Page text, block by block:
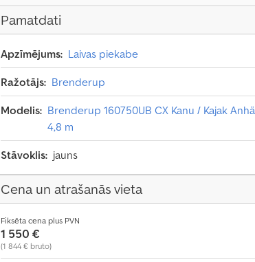
Pamatdati
Apzīmējums: Laivas piekabe
Ražotājs: Brenderup
Modelis: Brenderup 160750UB CX Kanu / Kajak
4,8 m
Stāvoklis: jauns
Cena un atrašanās vieta
Fiksēta cena plus PVN
1 550 €
(1 844 € bruto)